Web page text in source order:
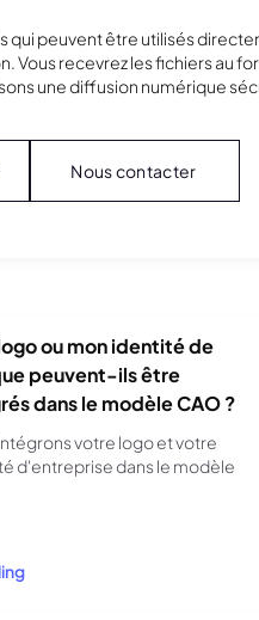
qui peuvent être utilisés
Vous recevrez les fichiers au
une diffusion numérique
Nous contacter
ou mon identité de
peuvent-ils être
dans le modèle CAO ?
votre logo et votre
d'entreprise dans le modèle